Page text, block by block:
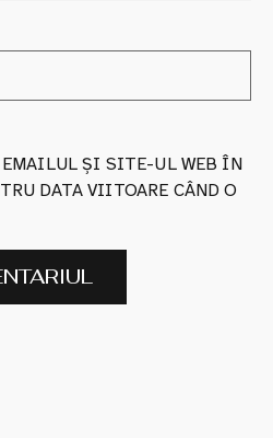
ȘI SITE-UL WEB ÎN
DATA VIITOARE CÂND O